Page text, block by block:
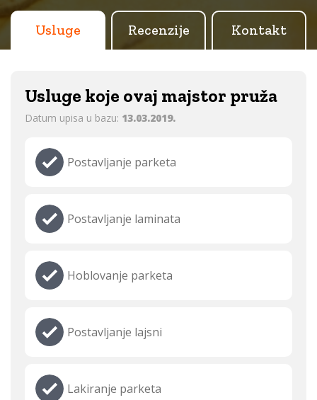
Usluge Recenzije Kontakt
Usluge koje ovaj majstor pruža
Datum upisa u bazu: 13.03.2019.
Postavljanje parketa
Postavljanje laminata
Hoblovanje parketa
Postavljanje lajsni
Lakiranje parketa